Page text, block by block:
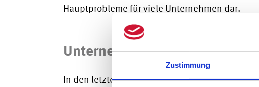
Zustimmung
Hauptprobleme für viele Unternehmen dar.
Unternehmen reduzierten
In den letzten Jahren hat Liquidität unter